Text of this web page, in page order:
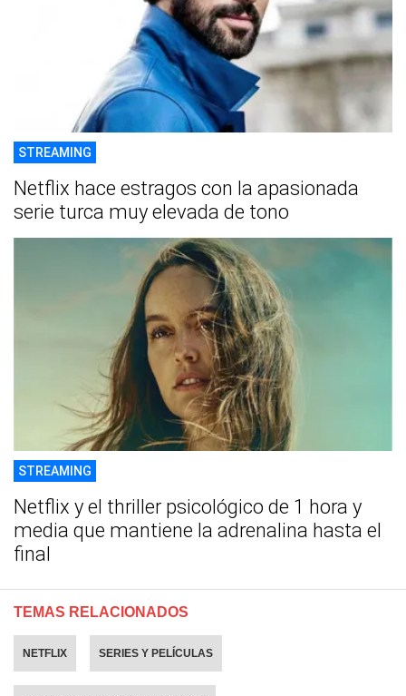
STREAMING
Netflix hace estragos con la apasionada
serie turca muy elevada de tono
STREAMING
Netflix y el thriller psicológico de 1 hora y
media que mantiene la adrenalina hasta el
final
TEMAS RELACIONADOS
NETFLIX SERIES Y PELÍCULAS